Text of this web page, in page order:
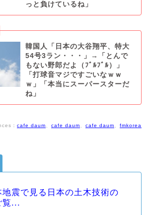
っと負けているね」
韓国人「日本の大谷翔平、特大
54号3ラン・・・」→「とんで
もない野郎だよ（ﾌﾞﾙﾌﾞﾙ）」
「打球音マジですごいなｗｗ
ｗ」「本当にスーパースターだ
ね」
： cafe daum、 cafe daum、 cafe daum、 fmkorea
震で見る日本の土木技術の
覧...